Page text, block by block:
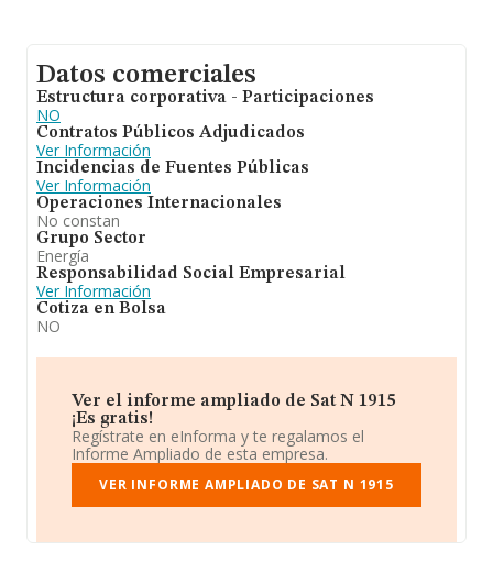
Datos comerciales
Estructura corporativa - Participaciones
NO
Contratos Públicos Adjudicados
Ver Información
Incidencias de Fuentes Públicas
Ver Información
Operaciones Internacionales
No constan
Grupo Sector
Energía
Responsabilidad Social Empresarial
Ver Información
Cotiza en Bolsa
NO
Ver el informe ampliado de Sat N 1915
¡Es gratis!
Regístrate en eInforma y te regalamos el
Informe Ampliado de esta empresa.
VER INFORME AMPLIADO DE SAT N 1915